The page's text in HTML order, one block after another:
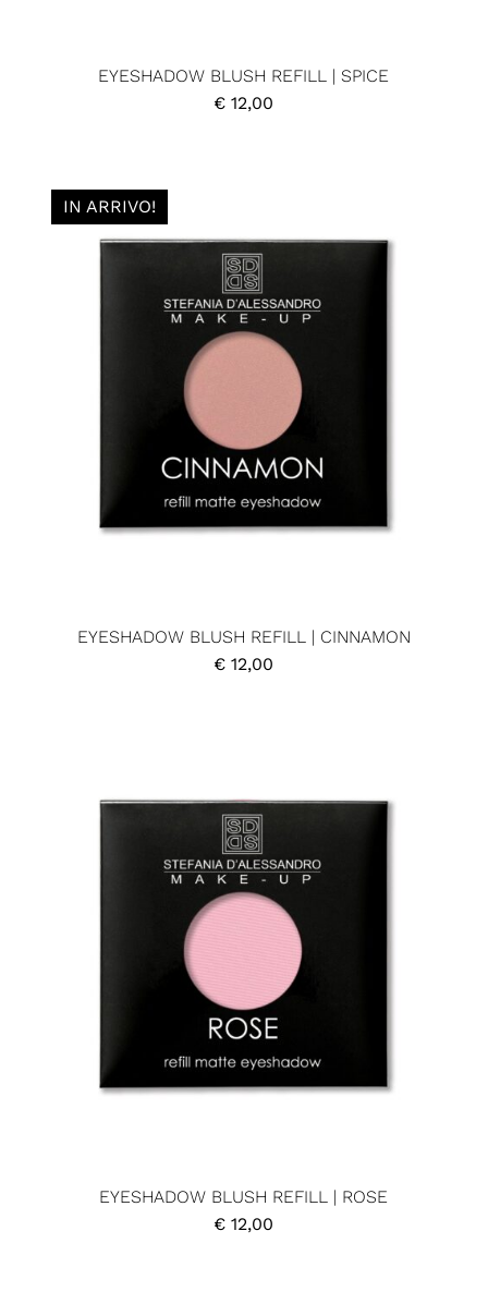
EYESHADOW BLUSH REFILL | SPICE
€ 12,00
IN ARRIVO!
EYESHADOW BLUSH REFILL | CINNAMON
€ 12,00
EYESHADOW BLUSH REFILL | ROSE
€ 12,00